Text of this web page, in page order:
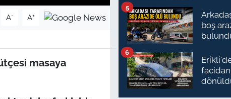
A- A+
masaya
boş
5
facidan
6